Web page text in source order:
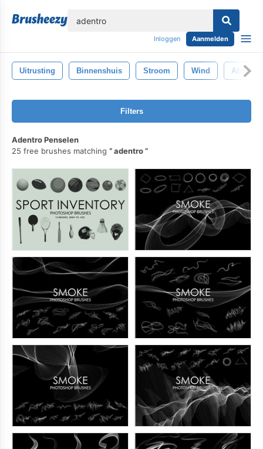
Inloggen Aanmelden
Uitrusting Binnenshuis Stroom Wind Abstract
Filters
Adentro Penselen
25 free brushes matching
adentro